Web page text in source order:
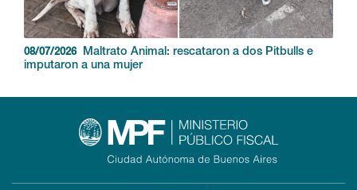
08/07/2026
Maltrato Animal: rescataron a dos Pitbulls e
imputaron a una mujer